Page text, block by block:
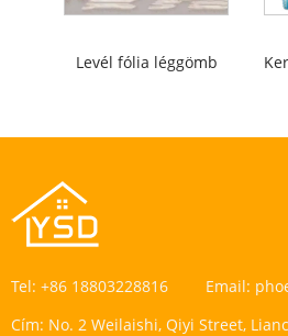
Levél fólia léggömb
Tel: +86 18803228816 Email:
Cím: No. 2 Weilaishi, Qiyi Street,